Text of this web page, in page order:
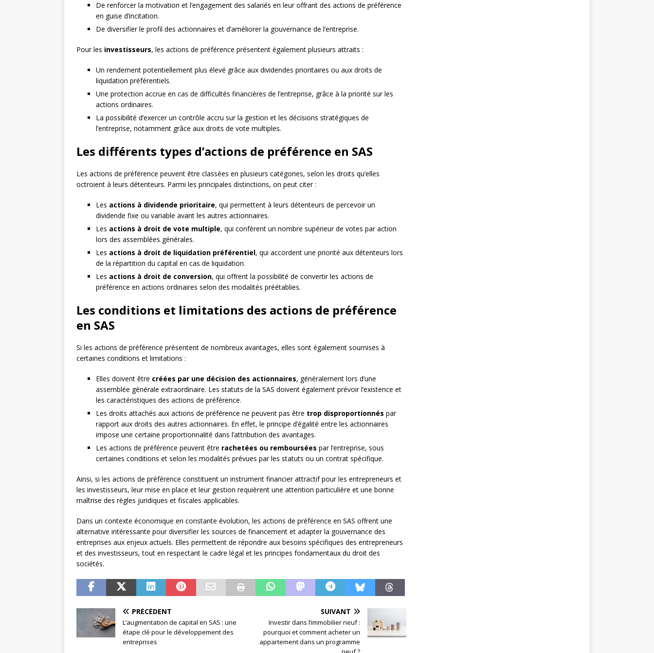
De renforcer la motivation et l’engagement des salariés en leur offrant des actions de préférence
en guise d’incitation.
De diversifier le profil des actionnaires et d’améliorer la gouvernance de l’entreprise.
Pour les investisseurs, les actions de préférence présentent également plusieurs attraits :
Un rendement potentiellement plus élevé grâce aux dividendes prioritaires ou aux droits de
liquidation préférentiels.
Une protection accrue en cas de difficultés financières de l’entreprise, grâce à la priorité sur les
actions ordinaires.
La possibilité d’exercer un contrôle accru sur la gestion et les décisions stratégiques de
l’entreprise, notamment grâce aux droits de vote multiples.
Les différents types d’actions de préférence en SAS
Les actions de préférence peuvent être classées en plusieurs catégories, selon les droits qu’elles
octroient à leurs détenteurs. Parmi les principales distinctions, on peut citer :
Les actions à dividende prioritaire, qui permettent à leurs détenteurs de percevoir un
dividende fixe ou variable avant les autres actionnaires.
Les actions à droit de vote multiple, qui confèrent un nombre supérieur de votes par action
lors des assemblées générales.
Les actions à droit de liquidation préférentiel, qui accordent une priorité aux détenteurs lors
de la répartition du capital en cas de liquidation.
Les actions à droit de conversion, qui offrent la possibilité de convertir les actions de
préférence en actions ordinaires selon des modalités préétablies.
Les conditions et limitations des actions de préférence
en SAS
Si les actions de préférence présentent de nombreux avantages, elles sont également soumises à
certaines conditions et limitations :
Elles doivent être créées par une décision des actionnaires, généralement lors d’une
assemblée générale extraordinaire. Les statuts de la SAS doivent également prévoir l’existence et
les caractéristiques des actions de préférence.
Les droits attachés aux actions de préférence ne peuvent pas être trop disproportionnés par
rapport aux droits des autres actionnaires. En effet, le principe d’égalité entre les actionnaires
impose une certaine proportionnalité dans l’attribution des avantages.
Les actions de préférence peuvent être rachetées ou remboursées par l’entreprise, sous
certaines conditions et selon les modalités prévues par les statuts ou un contrat spécifique.
Ainsi, si les actions de préférence constituent un instrument financier attractif pour les entrepreneurs et
les investisseurs, leur mise en place et leur gestion requièrent une attention particulière et une bonne
maîtrise des règles juridiques et fiscales applicables.
Dans un contexte économique en constante évolution, les actions de préférence en SAS offrent une
alternative intéressante pour diversifier les sources de financement et adapter la gouvernance des
entreprises aux enjeux actuels. Elles permettent de répondre aux besoins spécifiques des entrepreneurs
et des investisseurs, tout en respectant le cadre légal et les principes fondamentaux du droit des
sociétés.
PRÉCÉDENT
L’augmentation de capital en SAS : une
étape clé pour le développement des
entreprises
SUIVANT
Investir dans l’immobilier neuf :
pourquoi et comment acheter un
appartement dans un programme